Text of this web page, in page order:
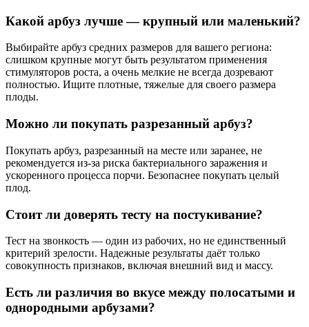
Какой арбуз лучше — крупный или маленький?
Выбирайте арбуз средних размеров для вашего региона:
слишком крупные могут быть результатом применения
стимуляторов роста, а очень мелкие не всегда дозревают
полностью. Ищите плотные, тяжелые для своего размера
плоды.
Можно ли покупать разрезанный арбуз?
Покупать арбуз, разрезанный на месте или заранее, не
рекомендуется из-за риска бактериального заражения и
ускоренного процесса порчи. Безопаснее покупать целый
плод.
Стоит ли доверять тесту на постукивание?
Тест на звонкость — один из рабочих, но не единственный
критерий зрелости. Надежные результаты даёт только
совокупность признаков, включая внешний вид и массу.
Есть ли различия во вкусе между полосатыми и
однородными арбузами?